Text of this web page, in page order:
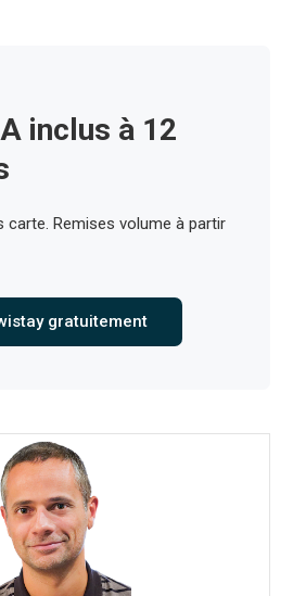
inclus à 12
carte. Remises volume à partir
gratuitement